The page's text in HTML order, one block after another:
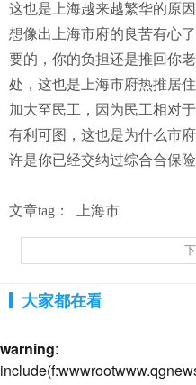
这也是上海越来越繁华的原
想像出上海市府的良苦有心
要的，你的负担还是推回你
处，这也是上海市府热推居
加大至民工，因为民工相对
有利可图，这也是为什么市
许是你已经交纳过综合合保险
文章tag： 上海市
大家都在看
warning: